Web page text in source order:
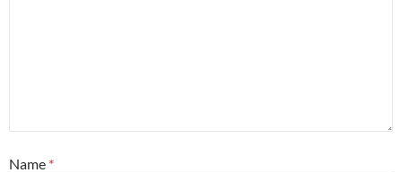
Name *